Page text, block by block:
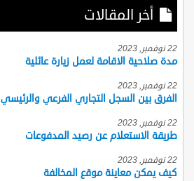
أخر المقالات
22 نوفمبر, 2023
مدة صلاحية الاقامة لعمل زيارة عائلية
22 نوفمبر, 2023
الفرق بين السجل التجاري الفرعي والرئيسي
22 نوفمبر, 2023
طريقة الاستعلام عن رصيد المدفوعات
22 نوفمبر, 2023
كيف يمكن معاينة موقع المخالفة